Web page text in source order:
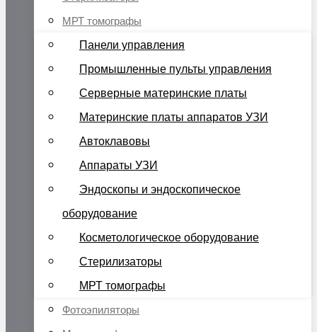
МРТ томографы
Панели управления
Промышленные пульты управления
Серверные материнские платы
Материнские платы аппаратов УЗИ
Автоклавовы
Аппараты УЗИ
Эндоскопы и эндоскопическое
оборудование
Косметологическое оборудование
Стерилизаторы
МРТ томографы
Фотоэпиляторы